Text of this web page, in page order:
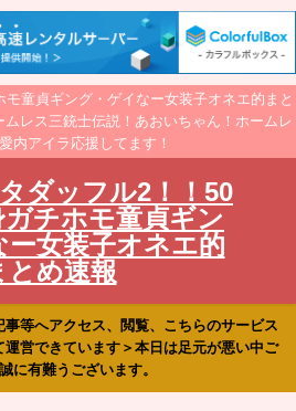
童貞ギング・ゲイなー女装子オネエ的まと
レス三銃士伝説！あおいちゃん！ホームレ
内アイラ応援してます！
ダッフル2！！50
チホモ童貞ギン
ー女装子オネエ的
とめ速報
等へアクセス、閲覧、こちらのサービス
営できています＞本日は足元が悪い中ご
に有難うございます。